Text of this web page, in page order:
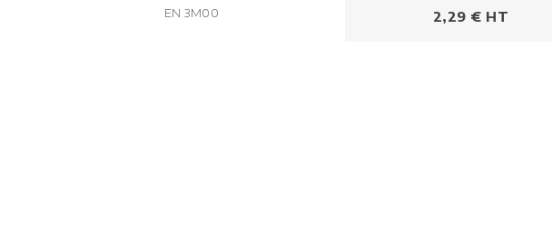
EN 3M00
Prezzo
2,29 € HT